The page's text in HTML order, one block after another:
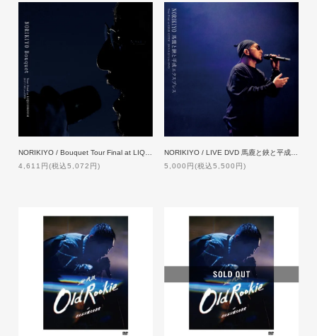
4,611円(税込5,072円)
5,000円(税込5,500円)